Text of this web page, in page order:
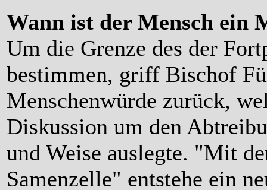
Wann ist der Mensch ein
Um die Grenze des der
bestimmen, griff Bischof
Menschenwürde zurück,
Diskussion um den
und Weise auslegte. "Mit
Samenzelle" entstehe ein